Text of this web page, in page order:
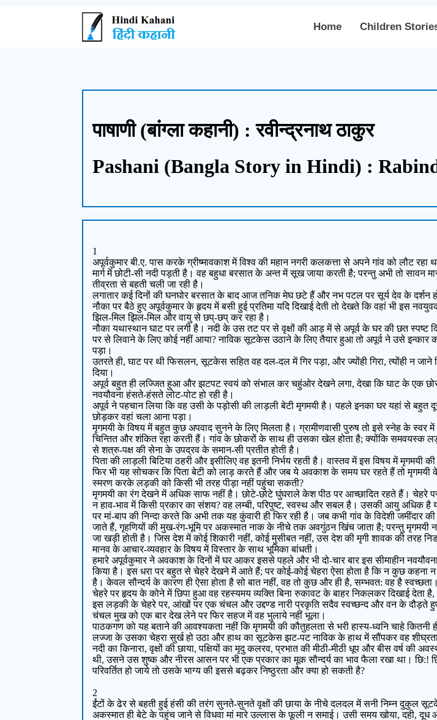
Home Children
पाषाणी (बांग्ला कहानी) : रवीन्द्रनाथ ठाकुर
Pashani (Bangla Story in Hindi) :
1
अपूर्वकुमार बी.ए. पास करके ग्रीष्मावकाश में विश्व की महान नगरी कलकत्ता से अपने गांव को लौट रहा
मार्ग में छोटी-सी नदी पड़ती है। वह बहुधा बरसात के अन्त में सूख जाया करती है; परन्तु अभी तो
तीव्रता से बहती चली जा रही है।
लगातार कई दिनों की घनघोर बरसात के बाद आज तनिक मेघ छटे हैं और नभ पटल पर सूर्य देव के दर्शन
नौका पर बैठे हुए अपूर्वकुमार के हृदय में बसी हुई प्रतिमा यदि दिखाई देती तो देखते कि वहां भी इस
झिल-मिल झिल-मिल और वायु से छप्-छप् कर रहा है।
नौका यथास्थान घाट पर लगी है। नदी के उस तट पर से वृक्षों की आड़ में से अपूर्व के घर की छत स्पष्ट
पर से लिवाने के लिए कोई नहीं आया? नाविक सूटकेस उठाने के लिए तैयार हुआ तो अपूर्व ने उसे
पड़ा।
उतरते ही, घाट पर थी फिसलन, सूटकेस सहित वह दल-दल में गिर पड़ा, और ज्योंही गिरा, त्योंही न
दिया।
अपूर्व बहुत ही लज्जित हुआ और झटपट स्वयं को संभाल कर चहुंओर देखने लगा, देखा कि घाट के एक छोर
नवयौवना हंसते-हंसते लोट-पोट हो रही है।
अपूर्व ने पहचान लिया कि वह उसी के पड़ोसी की लाड़ली बेटी मृगमयी है। पहले इनका घर यहां से बहुत
छोड़कर वहां चला आना पड़ा।
मृगमयी के विषय में बहुत कुछ अपवाद सुनने के लिए मिलता है। ग्रामीणवासी पुरुष तो इसे स्नेह के स्वर
चिन्तित और शंकित रहा करती हैं। गांव के छोकरों के साथ ही उसका खेल होता है; क्योंकि समवयस्क
से शत्रु-पक्ष की सेना के उपद्रव के समान-सी प्रतीत होती है।
पिता की लाड़ली बिटिया ठहरी और इसीलिए वह इतनी निर्भय रहती है। वास्तव में इस विषय में
फिर भी यह सोचकर कि पिता बेटी को लाड़ करते हैं और जब ये अवकाश के समय घर रहते हैं तो
स्मरण करके लड़की को किसी भी तरह पीड़ा नहीं पहुंचा सकती?
मृगमयी का रंग देखने में अधिक साफ नहीं है। छोटे-छोटे घुंघराले केश पीठ पर आच्छादित रहते हैं। चेहरे
न हाव-भाव में किसी प्रकार का संशय? वह लम्बी, परिपुष्ट, स्वस्थ और सबल है। उसकी आयु अधिक है
पर मां-बाप की निन्दा करते कि अभी तक यह कुंवारी ही फिर रही है। जब कभी गांव के विदेशी
जाते हैं, गृहणियों की मुख-रंग-भूमि पर अकस्मात नाक के नीचे तक अवगुंठन खिंच जाता है; परन्तु मृगमयी
जा खड़ी होती है। जिस देश में कोई शिकारी नहीं, कोई मुसीबत नहीं, उस देश की मृगी शावक की तरह
मानव के आचार-व्यवहार के विषय में विस्तार के साथ भूमिका बांधती।
हमारे अपूर्वकुमार ने अवकाश के दिनों में घर आकर इससे पहले और भी दो-चार बार इस सीमाहीन
किया है। इस धरा पर बहुत से चेहरे देखने में आते हैं; पर कोई-कोई चेहरा ऐसा होता है कि न कुछ कहना
है। केवल सौन्दर्य के कारण ही ऐसा होता है सो बात नहीं, वह तो कुछ और ही है, सम्भवत: वह है
चेहरे पर हृदय के कोने में छिपा हुआ वह रहस्यमय व्यक्ति बिना रुकावट के बाहर निकलकर दिखाई देता
इस लड़की के चेहरे पर, आंखों पर एक चंचल और उद्दण्ड नारी प्रकृति सदैव स्वच्छन्द और वन के दौड़ते हुए
चंचल मुख को एक बार देख लेने पर फिर सहज में वह भुलाये नहीं भूला।
पाठकगण को यह बताने की आवश्यकता नहीं कि मृगमयी की कौतुहलता से भरी हास्य-ध्वनि चाहे कितनी
लज्जा के उसका चेहरा सुर्ख हो उठा और हाथ का सूटकेस झट-पट नाविक के हाथ में सौंपकर वह
नदी का किनारा, वृक्षों की छाया, पक्षियों का मृदु कलरव, प्रभात की मीठी-मीठी धूप और बीस वर्ष
थी, उसने उस शुष्क और नीरस आसन पर भी एक प्रकार का मूक सौन्दर्य का भाव फैला रखा था। छि:!
परिवर्तित हो जाये तो उसके भाग्य की इससे बढ़कर निष्ठुरता और क्या हो सकती है?
2
ईंटों के ढेर से बहती हुई हंसी की तरंग सुनते-सुनते वृक्षों की छाया के नीचे दलदल में सनी निम्न दुकुल
अकस्मात ही बेटे के पहुंच जाने से विधवा मां मारे उल्लास के फूली न समाई। उसी समय खोया, दही,